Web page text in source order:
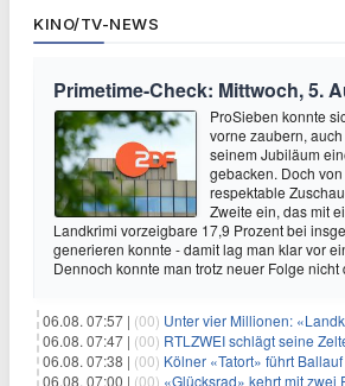
KINO/TV-NEWS
Primetime-Check: Mittwoch, 5.
ProSieben konnte
vorne zaubern,
seinem Jubiläum
gebacken. Doch
respektable
Zweite ein, das mit
Landkrimi vorzeigbare 17,9 Prozent bei
generieren konnte - damit lag man klar vor
Dennoch konnte man trotz neuer Folge nicht
06.08. 07:57 | (00) Unter vier Millionen: «Landkrimi»
06.08. 07:47 | (00) RTLZWEI schlägt seine
06.08. 07:38 | (00) Kölner «Tatort» führt Ballauf und
06.08. 07:00 | (00) «Glücksrad» kehrt mit zwei